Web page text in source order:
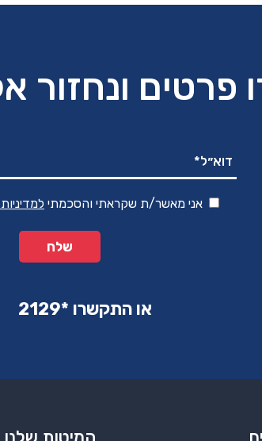
פרטים ונחזור
אני מאשר/ת שקראתי והסכמתי
או התקשרו ‏*2129‏